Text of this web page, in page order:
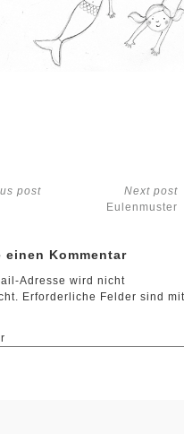
post
Next post
Eulenmuster
einen Kommentar
Adresse wird nicht
Erforderliche Felder sind mit